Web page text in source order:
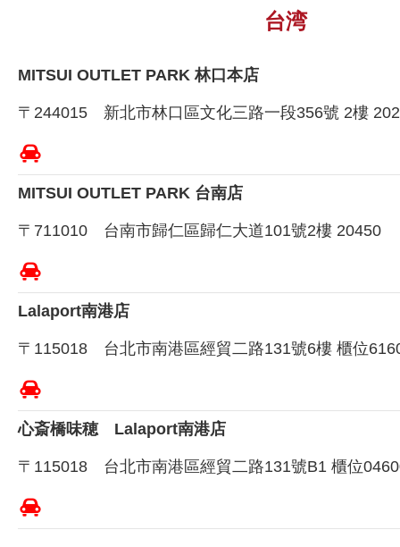
台湾
MITSUI OUTLET PARK 林口本店
〒244015 新北市林口區文化三路一段356號 2樓
MITSUI OUTLET PARK 台南店
〒711010 台南市歸仁區歸仁大道101號2樓 20450
Lalaport南港店
〒115018 台北市南港區經貿二路131號6樓 櫃位
心斎橋味穂 Lalaport南港店
〒115018 台北市南港區經貿二路131號B1 櫃位